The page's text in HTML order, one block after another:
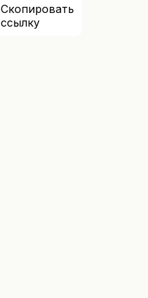
Скопировать
ссылку